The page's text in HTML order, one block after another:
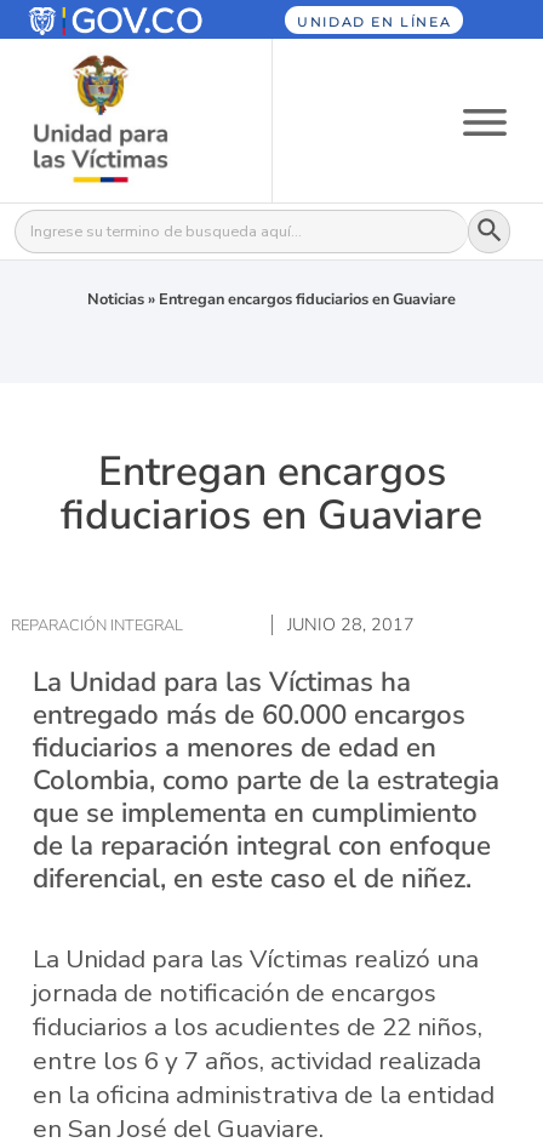
UNIDAD EN LÍNEA
Buscar: Botón
Noticias» Entregan encargos fiduciarios en Guaviare
Entregan encargos
fiduciarios en Guaviare
REPARACIÓN INTEGRAL JUNIO 28, 2017
La Unidad para las Víctimas ha
entregado más de 60.000 encargos
fiduciarios a menores de edad en
Colombia, como parte de la estrategia
que se implementa en cumplimiento
de la reparación integral con enfoque
diferencial, en este caso el de niñez.
La Unidad para las Víctimas realizó una
jornada de notificación de encargos
fiduciarios a los acudientes de 22 niños,
entre los 6 y 7 años, actividad realizada
en la oficina administrativa de la entidad
en San José del Guaviare.